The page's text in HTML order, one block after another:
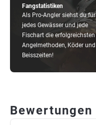
Fangstatistiken
Als Pro-Angler siehst du für
jedes Gewässer und jede
Fischart die erfolgreichsten
Angelmethoden, Köder und
Beisszeiten!
Bewertungen